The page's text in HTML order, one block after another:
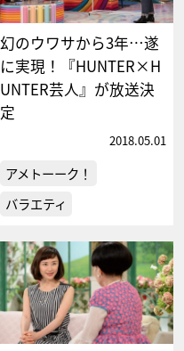
幻のウワサから3年…遂
に実現！『HUNTER×H
UNTER芸人』が放送決
定
2018.05.01
アメトーーク！
バラエティ